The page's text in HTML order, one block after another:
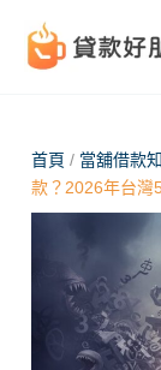
首頁 / 當舖借款
款？2026年台灣